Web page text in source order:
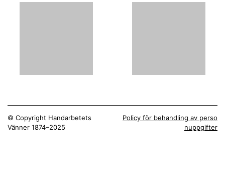
© Copyright Handarbetets
Vänner 1874–2025
Policy för behandling av perso
nuppgifter